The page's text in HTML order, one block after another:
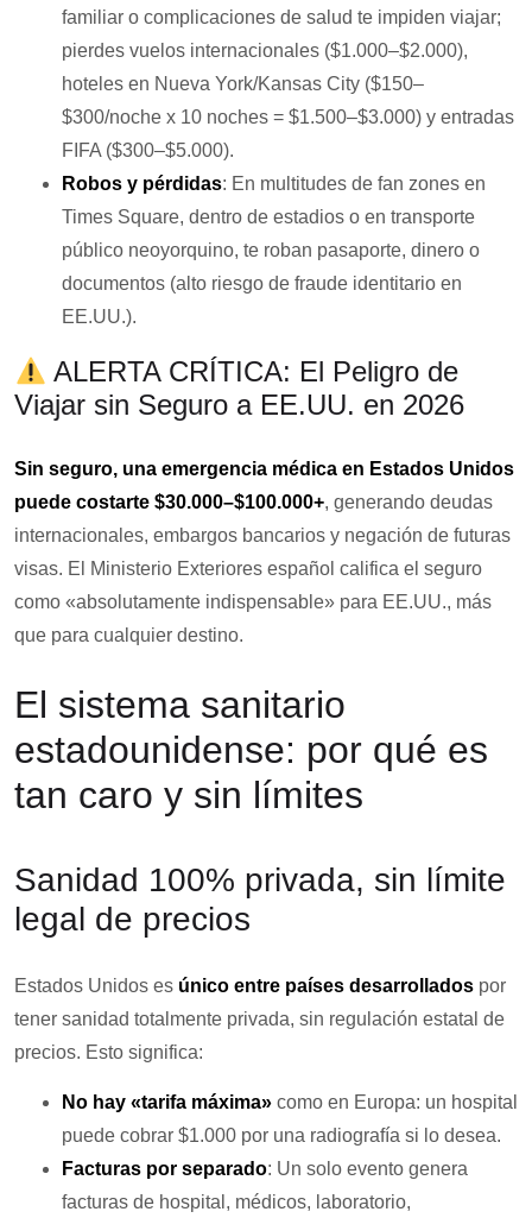
familiar o complicaciones de salud te impiden viajar;
pierdes vuelos internacionales ($1.000–$2.000),
hoteles en Nueva York/Kansas City ($150–
$300/noche x 10 noches = $1.500–$3.000) y entradas
FIFA ($300–$5.000).
Robos y pérdidas: En multitudes de fan zones en
Times Square, dentro de estadios o en transporte
público neoyorquino, te roban pasaporte, dinero o
documentos (alto riesgo de fraude identitario en
EE.UU.).
ALERTA CRÍTICA: El Peligro de
Viajar sin Seguro a EE.UU. en 2026
Sin seguro, una emergencia médica en Estados Unidos
puede costarte $30.000–$100.000+, generando deudas
internacionales, embargos bancarios y negación de futuras
visas. El Ministerio Exteriores español califica el seguro
como «absolutamente indispensable» para EE.UU., más
que para cualquier destino.
El sistema sanitario
estadounidense: por qué es
tan caro y sin límites
Sanidad 100% privada, sin límite
legal de precios
Estados Unidos es único entre países desarrollados por
tener sanidad totalmente privada, sin regulación estatal de
precios. Esto significa:
No hay «tarifa máxima» como en Europa: un hospital
puede cobrar $1.000 por una radiografía si lo desea.
Facturas por separado: Un solo evento genera
facturas de hospital, médicos, laboratorio,